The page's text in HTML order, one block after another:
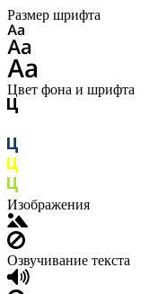
Размер шрифта
Цвет фона и шрифта
Изображения
Озвучивание текста